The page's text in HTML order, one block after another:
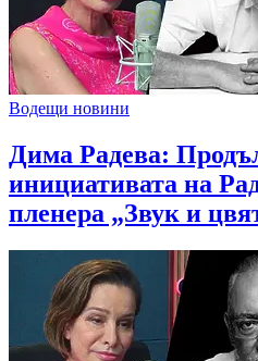
Водещи новини
Дима Радева:
инициативата на
пленера „Звук и